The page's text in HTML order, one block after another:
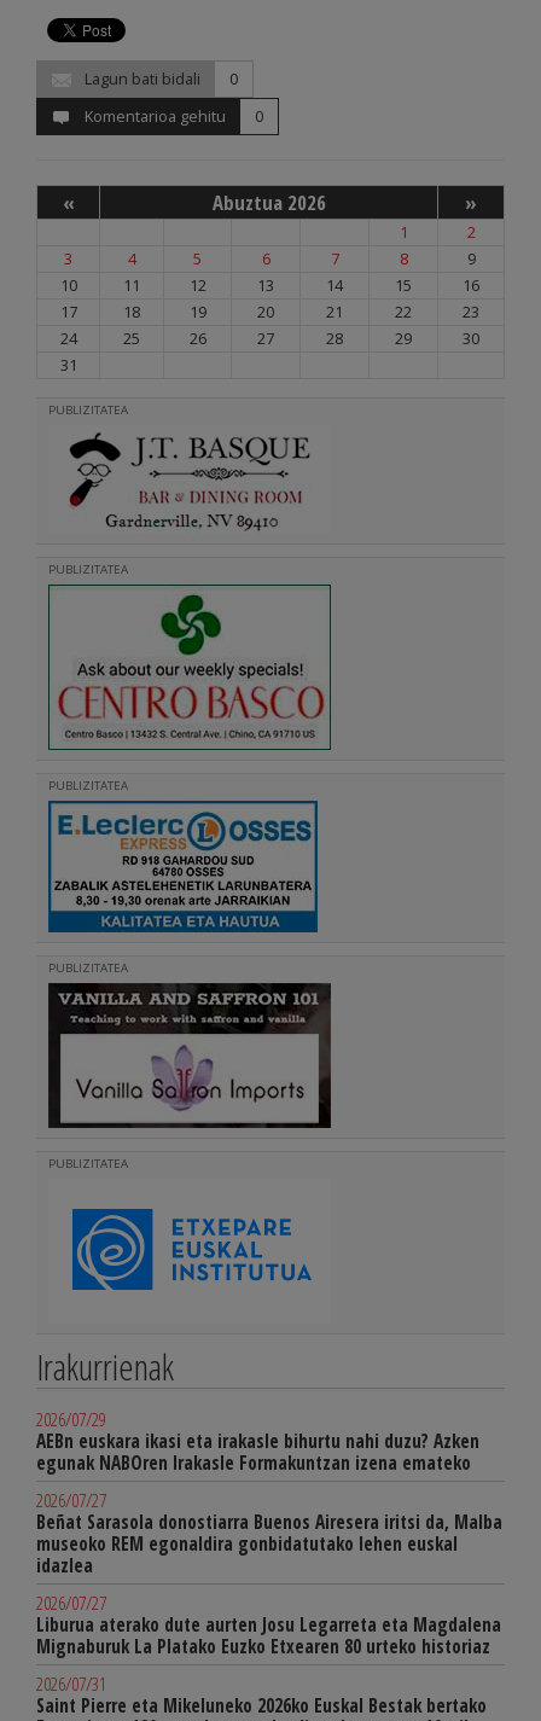
Lagun bati bidali
0
Komentarioa gehitu
0
« Abuztua 2026 »
1
2
3
4 5 6 7 8
9
10
11 12 13 14 15
16
17
18 19 20 21 22
23
24
25 26 27 28 29
30
31
PUBLIZITATEA
PUBLIZITATEA
PUBLIZITATEA
PUBLIZITATEA
PUBLIZITATEA
Irakurrienak
2026/07/29
AEBn euskara ikasi eta irakasle bihurtu nahi duzu? Azken
egunak NABOren Irakasle Formakuntzan izena emateko
2026/07/27
Beñat Sarasola donostiarra Buenos Airesera iritsi da, Malba
museoko REM egonaldira gonbidatutako lehen euskal
idazlea
2026/07/27
Liburua aterako dute aurten Josu Legarreta eta Magdalena
Mignaburuk La Platako Euzko Etxearen 80 urteko historiaz
2026/07/31
Saint Pierre eta Mikeluneko 2026ko Euskal Bestak bertako